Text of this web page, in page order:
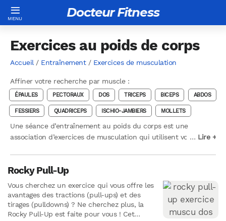
Docteur Fitness
Exercices au poids de corps
Accueil / Entraînement/ Exercices de musculation
Affiner votre recherche par muscle :
ÉPAULES PECTORAUX DOS TRICEPS BICEPS ABDOS
FESSIERS QUADRICEPS ISCHIO-JAMBIERS MOLLETS
Une séance d’entraînement au poids du corps est une
association d’exercices de musculation qui utilisent votre
d’améliorer la force, la puissance, l’endurance, la vitesse, la
souplesse, la coordination et l’équilibre. Ne nécessitant qu’un
minimum d’équipement, l’entraînement au poids du corps est
idéal lorsque vous ne pouvez pas vous rendre à la salle de
sport, mais que vous ne voulez pas manquer une séance.
… Lire +
… Lire +
Rocky Pull-Up
Vous cherchez un exercice qui vous offre les
avantages des tractions (pull-ups) et des
tirages (pulldowns) ? Ne cherchez plus, la
Rocky Pull-Up est faite pour vous ! Cet